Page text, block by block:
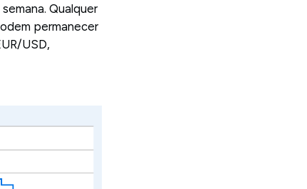
Qualquer
permanecer
USD,